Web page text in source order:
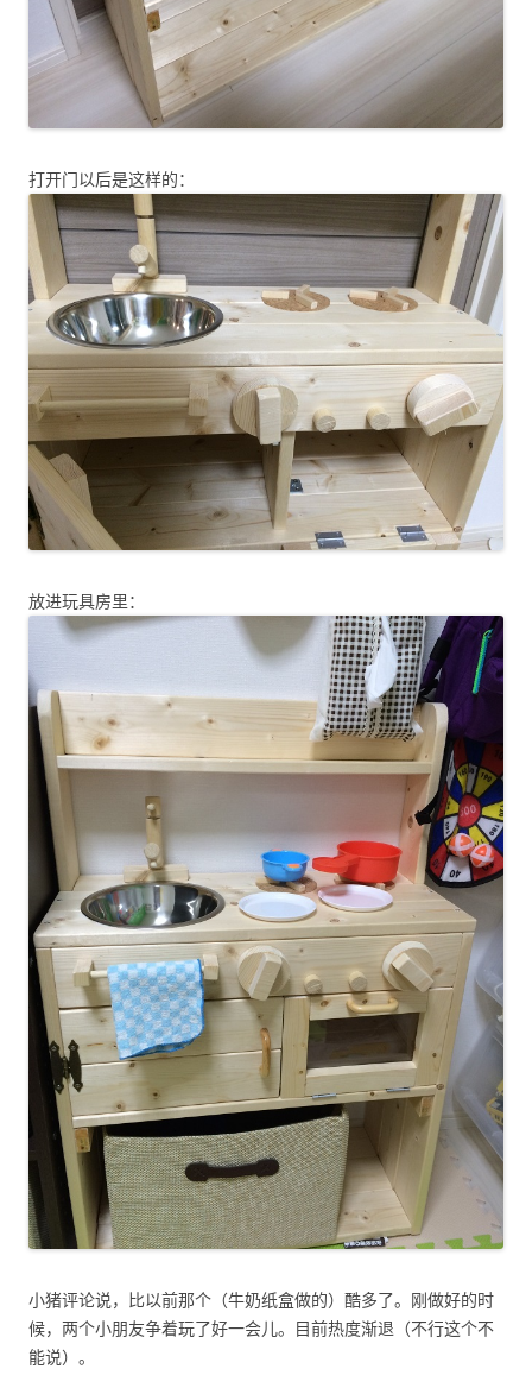
打开门以后是这样的：
放进玩具房里：
小猪评论说，比以前那个（牛奶纸盒做的）酷多了。刚做好的时
候，两个小朋友争着玩了好一会儿。目前热度渐退（不行这个不
能说）。